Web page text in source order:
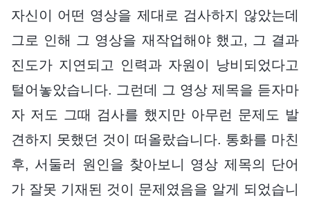
자신이 어떤 영상을 제대로 검사하지 않았는데
그로 인해 그 영상을 재작업해야 했고, 그 결과
진도가 지연되고 인력과 자원이 낭비되었다고
털어놓았습니다. 그런데 그 영상 제목을 듣자마
자 저도 그때 검사를 했지만 아무런 문제도 발
견하지 못했던 것이 떠올랐습니다. 통화를 마친
후, 서둘러 원인을 찾아보니 영상 제목의 단어
가 잘못 기재된 것이 문제였음을 알게 되었습니